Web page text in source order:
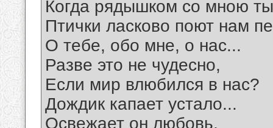
Когда рядышком со мною
Птички ласково поют нам
О тебе, обо мне, о нас...
Разве это не чудесно,
Если мир влюбился в нас?
Дождик капает устало...
Освежает он любовь,